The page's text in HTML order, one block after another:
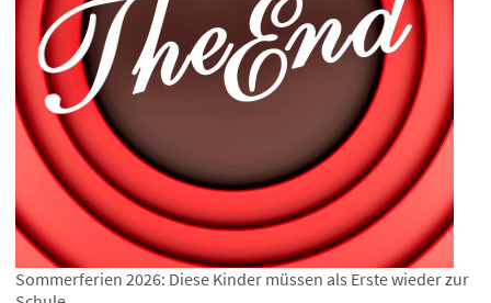
Sommerferien 2026: Diese Kinder müssen als Erste wieder zur